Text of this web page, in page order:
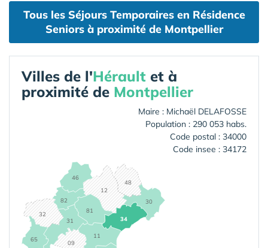
Tous les Séjours Temporaires en Résidence
Seniors à proximité de Montpellier
Villes de l'Hérault et à
proximité de Montpellier
Maire : Michaël DELAFOSSE
Population : 290 053 habs.
Code postal : 34000
Code insee : 34172
09
11
12
30
31
32
34
46
48
65
81
82